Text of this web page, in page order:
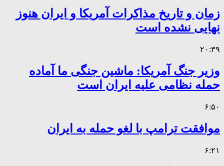
زمان و تاریخ مذاکرات آمریکا و ایران هنوز
نهایی نشده است
۲۰:۳۹
وزیر جنگ آمریکا: ماشین جنگی ما آماده
حمله نظامی علیه ایران است
۶:۵۰
موافقت ترامپ با لغو حمله به ایران
۶:۲۱